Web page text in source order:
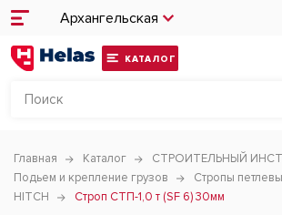
Архангельская
КАТАЛОГ
Главная Каталог
СТРОИТЕЛЬНЫЙ
Подьем и крепление грузов
Стропы
HITCH
Строп СТП-1,0 т (SF 6) 30мм